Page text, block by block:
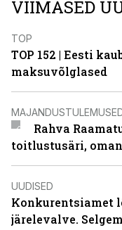
VIIMASED
TOP
TOP 152 | Eesti
maksuvõlglased
Rahva
toitlustusäri,
UUDISED
Konkurentsiamet
järelevalve.